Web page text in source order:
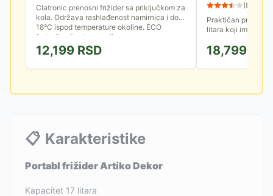
Clatronic prenosni frižider sa priključkom za
kola. Održava rashlađenost namirnica i do
18°C ispod temperature okoline. ECO
funkcija uštede energije
12,199 RSD
(87
Praktičan
litara koji ima
omogućava da ga...
18,799
📋 Karakteristike
Portabl frižider Artiko Dekor
Kapacitet 17 litara